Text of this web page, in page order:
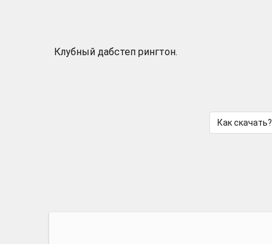
Клубный дабстеп рингтон.
Как скачать?